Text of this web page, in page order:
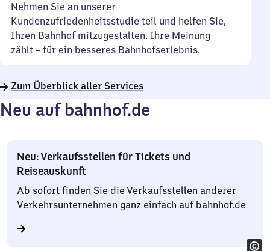
Nehmen Sie an unserer
Kundenzufriedenheitsstudie teil und helfen Sie,
Ihren Bahnhof mitzugestalten. Ihre Meinung
zählt – für ein besseres Bahnhofserlebnis.
Zum Überblick aller Services
Neu auf bahnhof.de
Neu: Verkaufsstellen für Tickets und
Reiseauskunft
Ab sofort finden Sie die Verkaufsstellen anderer
Verkehrsunternehmen ganz einfach auf bahnhof.de